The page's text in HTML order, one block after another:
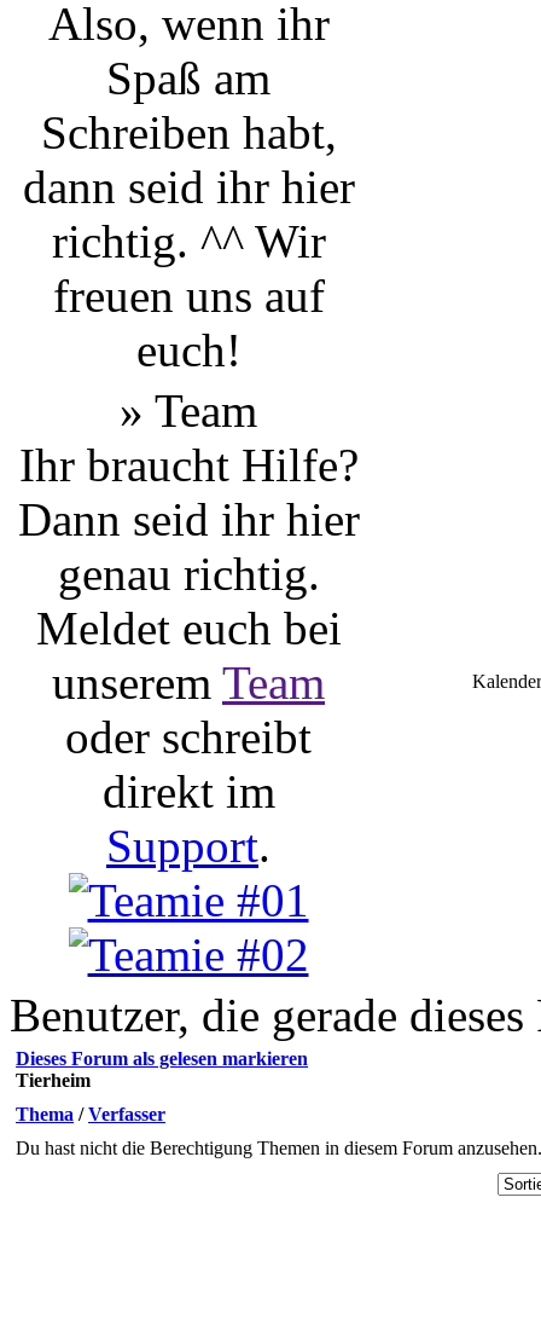
Also, wenn ihr
Spaß am
Schreiben habt,
dann seid ihr hier
richtig. ^^ Wir
freuen uns auf
euch!
» Team
Ihr braucht Hilfe?
Dann seid ihr hier
genau richtig.
Meldet euch bei
unserem Team
oder schreibt
direkt im
Support.
Benutzer, die gerade
Dieses Forum als gelesen markieren
Tierheim
Thema /Verfasser
Du hast nicht die Berechtigung Themen in diesem Forum anzusehen.